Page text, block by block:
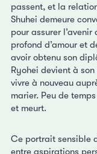
passent, et la
Shuhei demeure
pour assurer
profond d’amour et
avoir obtenu son
Ryohei devient à
vivre à nouveau
marier. Peu de
et meurt.
Ce portrait sensible
entre aspirations